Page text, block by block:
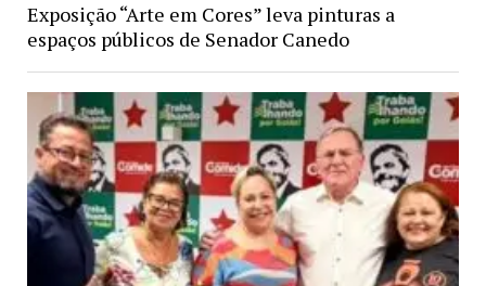
Exposição “Arte em Cores” leva pinturas a
espaços públicos de Senador Canedo